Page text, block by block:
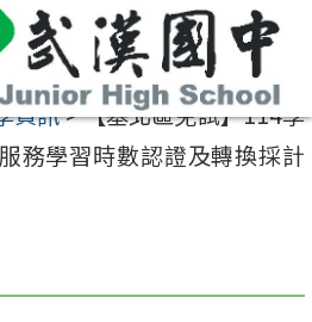
資訊>【基北區免試】114學
務學習時數認證及轉換採計